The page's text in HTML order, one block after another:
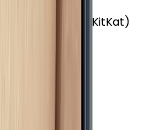
Android 4.4.4 (KitKat)